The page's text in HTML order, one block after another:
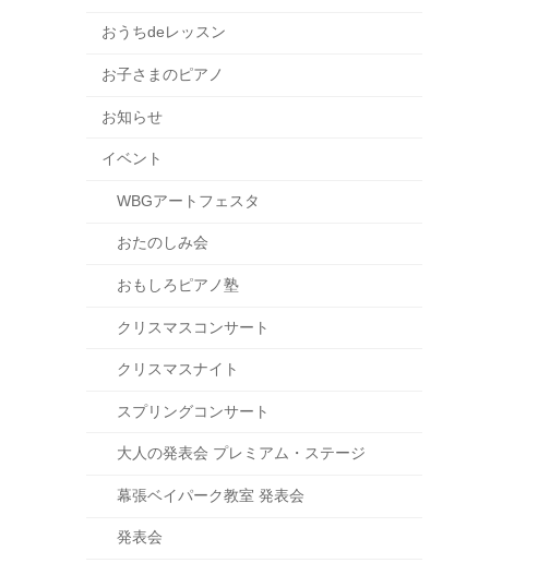
おうちdeレッスン
お子さまのピアノ
お知らせ
イベント
WBGアートフェスタ
おたのしみ会
おもしろピアノ塾
クリスマスコンサート
クリスマスナイト
スプリングコンサート
大人の発表会 プレミアム・ステージ
幕張ベイパーク教室 発表会
発表会